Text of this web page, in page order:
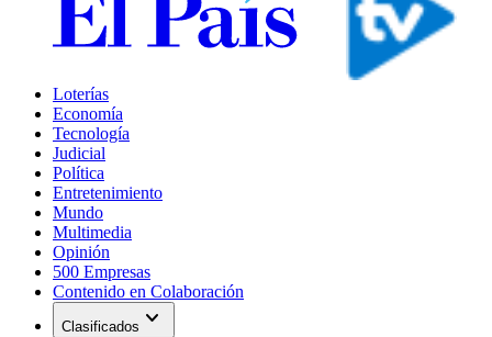
Loterías
Economía
Tecnología
Judicial
Política
Entretenimiento
Mundo
Multimedia
Opinión
500 Empresas
Contenido en Colaboración
Clasificados expand_more